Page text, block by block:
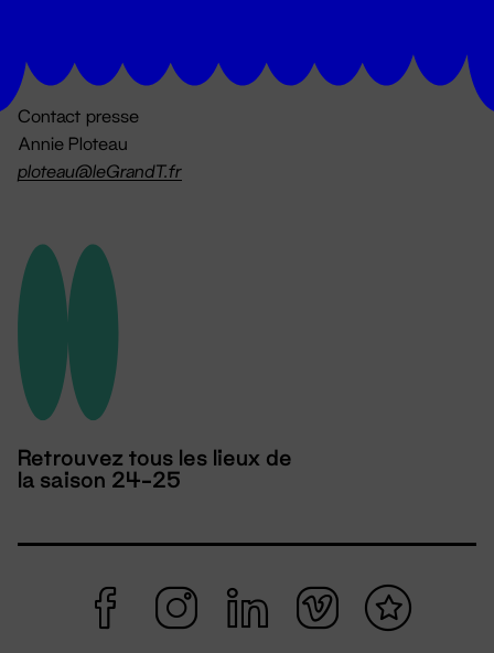
Contact presse
Annie Ploteau
ploteau@leGrandT.fr
Retrouvez tous les lieux de
la saison 24-25